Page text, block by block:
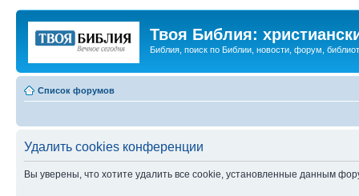
Твоя Библия:
Библия, поиск по Библии, новости, форум,
Список форумов
Удалить cookies конференции
Вы уверены, что хотите удалить все cookie, установленные данным